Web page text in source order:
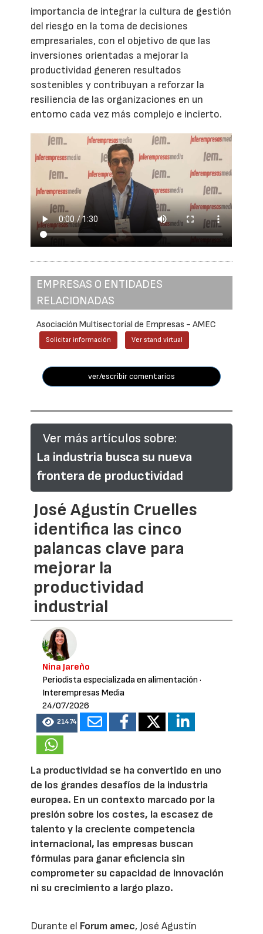
importancia de integrar la cultura de gestión
del riesgo en la toma de decisiones
empresariales, con el objetivo de que las
inversiones orientadas a mejorar la
productividad generen resultados
sostenibles y contribuyan a reforzar la
resiliencia de las organizaciones en un
entorno cada vez más complejo e incierto.
EMPRESAS O ENTIDADES
RELACIONADAS
Asociación Multisectorial de Empresas - AMEC
Solicitar información Ver stand virtual
ver/escribir comentarios
Ver más artículos sobre:
La industria busca su nueva
frontera de productividad
José Agustín Cruelles
identifica las cinco
palancas clave para
mejorar la
productividad
industrial
Nina Jareño
Periodista especializada en alimentación ·
Interempresas Media
24/07/2026
21474
La productividad se ha convertido en uno
de los grandes desafíos de la industria
europea. En un contexto marcado por la
presión sobre los costes, la escasez de
talento y la creciente competencia
internacional, las empresas buscan
fórmulas para ganar eficiencia sin
comprometer su capacidad de innovación
ni su crecimiento a largo plazo.
Durante el Forum amec, José Agustín